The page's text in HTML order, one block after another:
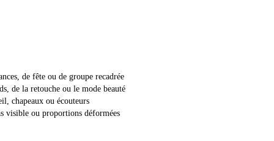
de fête ou de groupe recadrée
de la retouche ou le mode beauté
chapeaux ou écouteurs
visible ou proportions déformées